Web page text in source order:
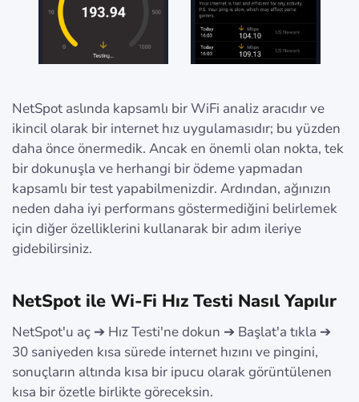
NetSpot aslında kapsamlı bir WiFi analiz aracıdır ve
ikincil olarak bir internet hız uygulamasıdır; bu yüzden
daha önce önermedik. Ancak en önemli olan nokta, tek
bir dokunuşla ve herhangi bir ödeme yapmadan
kapsamlı bir test yapabilmenizdir. Ardından, ağınızın
neden daha iyi performans göstermediğini belirlemek
için diğer özelliklerini kullanarak bir adım ileriye
gidebilirsiniz.
NetSpot ile Wi-Fi Hız Testi Nasıl Yapılır
NetSpot'u aç ➔ Hız Testi'ne dokun ➔ Başlat'a tıkla ➔
30 saniyeden kısa sürede internet hızını ve pingini,
sonuçların altında kısa bir ipucu olarak görüntülenen
kısa bir özetle birlikte göreceksin.